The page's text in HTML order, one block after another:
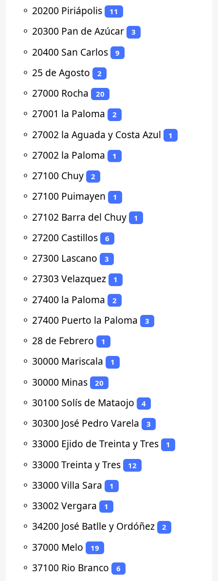
⚬ 20200 Piriápolis 11
⚬ 20300 Pan de Azúcar 3
⚬ 20400 San Carlos 9
⚬ 25 de Agosto 2
⚬ 27000 Rocha 20
⚬ 27001 la Paloma 2
⚬ 27002 la Aguada y Costa Azul 1
⚬ 27002 la Paloma 1
⚬ 27100 Chuy 2
⚬ 27100 Puimayen 1
⚬ 27102 Barra del Chuy 1
⚬ 27200 Castillos 6
⚬ 27300 Lascano 3
⚬ 27303 Velazquez 1
⚬ 27400 la Paloma 2
⚬ 27400 Puerto la Paloma 3
⚬ 28 de Febrero 1
⚬ 30000 Mariscala 1
⚬ 30000 Minas 20
⚬ 30100 Solís de Mataojo 4
⚬ 30300 José Pedro Varela 3
⚬ 33000 Ejido de Treinta y Tres 1
⚬ 33000 Treinta y Tres 12
⚬ 33000 Villa Sara 1
⚬ 33002 Vergara 1
⚬ 34200 José Batlle y Ordóñez 2
⚬ 37000 Melo 19
⚬ 37100 Rio Branco 6